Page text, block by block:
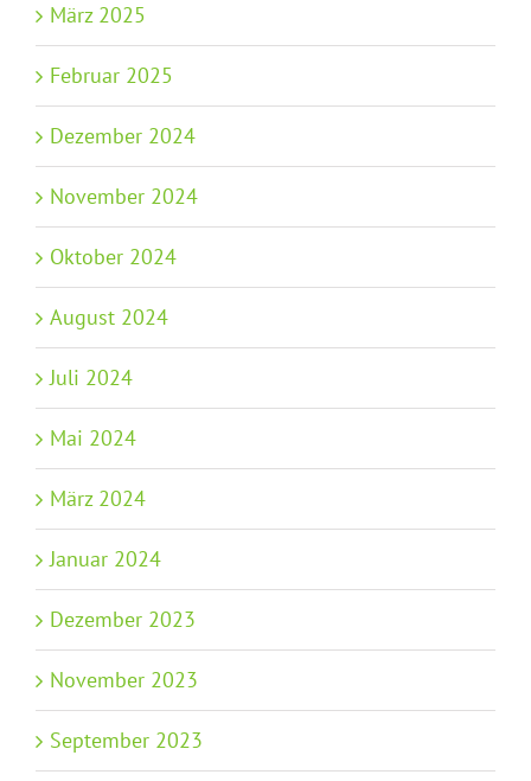
März 2025
Februar 2025
Dezember 2024
November 2024
Oktober 2024
August 2024
Juli 2024
Mai 2024
März 2024
Januar 2024
Dezember 2023
November 2023
September 2023